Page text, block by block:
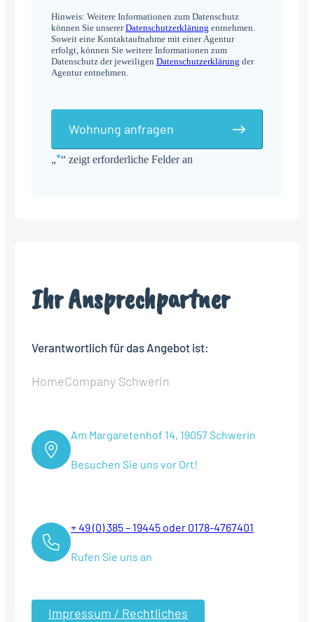
„*“ zeigt erforderliche Felder an
Hinweis: Weitere Informationen zum Datenschutz
können Sie unsererDatenschutzerklärung entnehmen.
Soweit eine Kontaktaufnahme mit einer Agentur
erfolgt, können Sie weitere Informationen zum
Datenschutz der jeweiligen Datenschutzerklärung der
Agentur entnehmen.
Wohnung anfragen
Ihr Ansprechpartner
Verantwortlich für das Angebot ist:
HomeCompany Schwerin
Am Margaretenhof 14, 19057 Schwerin
Besuchen Sie uns vor Ort!
+ 49 (0) 385 – 19445 oder 0178-4767401
Rufen Sie uns an
Impressum / Rechtliches